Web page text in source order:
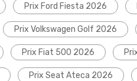
Prix Ford Fiesta 2026
Prix Volkswagen Golf 2026
Prix Fiat 500 2026
Prix Seat Ateca 2026